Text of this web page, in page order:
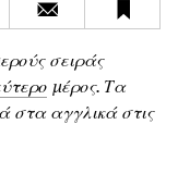
σειράς
μέρος. Τα
στα αγγλικά στις